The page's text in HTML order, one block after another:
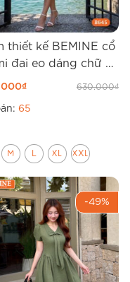
thiết kế BEMINE cổ
đai eo dáng chữ A
₫ 630.000₫
65
M L XL XXL
-49%